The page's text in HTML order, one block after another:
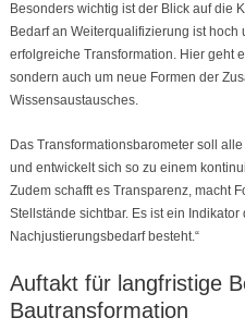
Besonders wichtig ist der Blick auf die
Bedarf an Weiterqualifizierung ist
erfolgreiche Transformation. Hier geht
sondern auch um neue Formen der
Wissensaustausches.
Das Transformationsbarometer soll
und entwickelt sich so zu einem
Zudem schafft es Transparenz, macht
Stellstände sichtbar. Es ist ein
Nachjustierungsbedarf besteht.“
Auftakt für langfristige
Bautransformation